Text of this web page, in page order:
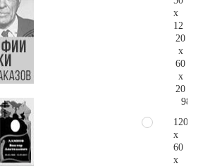
x
12
20
x
60
x
20
120
x
60
x